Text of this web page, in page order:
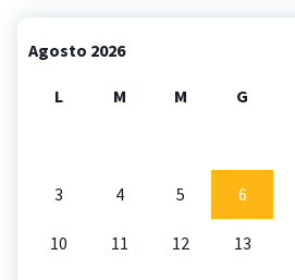
Agosto 2026
L M M G
3 4 5 6
10 11 12 13